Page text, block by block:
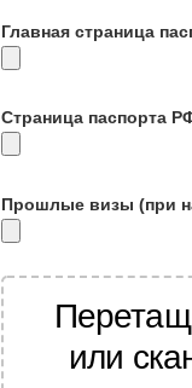
Главная страница
Страница паспорта
Прошлые визы (при
или